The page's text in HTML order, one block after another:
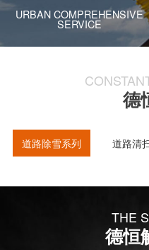
URBAN COMPREHENSIVE
SERVICE
德
道路除雪系列 道路清
THE
德恒